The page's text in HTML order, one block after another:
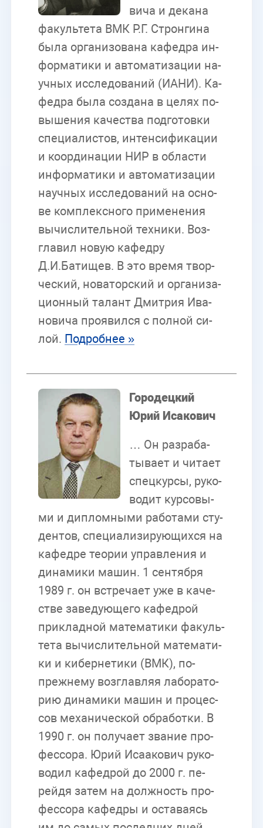
ви­ча и де­ка­на
фа­куль­те­та ВМК Р.Г. Строн­ги­на
была ор­га­ни­зо­ва­на ка­фед­ра ин­
фор­ма­ти­ки и ав­то­ма­ти­за­ции на­
уч­ных ис­сле­до­ва­ний (ИАНИ). Ка­
фед­ра была со­зда­на в це­лях по­
вы­ше­ния ка­че­ства под­го­тов­ки
спе­ци­а­ли­стов, ин­тен­си­фи­ка­ции
и ко­ор­ди­на­ции НИР в об­ла­сти
ин­фор­ма­ти­ки и ав­то­ма­ти­за­ции
на­уч­ных ис­сле­до­ва­ний на ос­но­
ве ком­плекс­но­го при­ме­не­ния
вы­чис­ли­тель­ной тех­ни­ки. Воз­
гла­вил но­вую ка­фед­ру
Д.И.Батищев. В это вре­мя твор­
че­ский, но­ва­тор­ский и ор­га­ни­за­
ци­он­ный та­лант Дмит­рия Ива­
но­ви­ча про­явил­ся с пол­ной си­
лой. По­дроб­нее »
Го­ро­дец­кий
Юрий Ис­а­ко­вич
… Он раз­ра­ба­
ты­ва­ет и чи­та­ет
спец­кур­сы, ру­ко­
во­дит кур­со­вы­
ми и ди­плом­ны­ми ра­бо­та­ми сту­
ден­тов, спе­ци­а­ли­зи­ру­ю­щих­ся на
ка­фед­ре тео­рии управ­ле­ния и
ди­на­ми­ки ма­шин. 1 сен­тяб­ря
1989 г. он встре­ча­ет уже в ка­че­
стве за­ве­ду­ю­ще­го ка­фед­рой
при­клад­ной ма­те­ма­ти­ки фа­куль­
те­та вы­чис­ли­тель­ной ма­те­ма­ти­
ки и ки­бер­не­ти­ки (ВМК), по-
преж­не­му воз­глав­ляя ла­бо­ра­то­
рию ди­на­ми­ки ма­шин и про­цес­
сов ме­ха­ни­че­ской об­ра­бот­ки. В
1990 г. он по­лу­ча­ет зва­ние про­
фес­со­ра. Юрий Иса­а­ко­вич ру­ко­
во­дил ка­фед­рой до 2000 г. пе­
рей­дя за­тем на долж­ность про­
фес­со­ра ка­фед­ры и оста­ва­ясь